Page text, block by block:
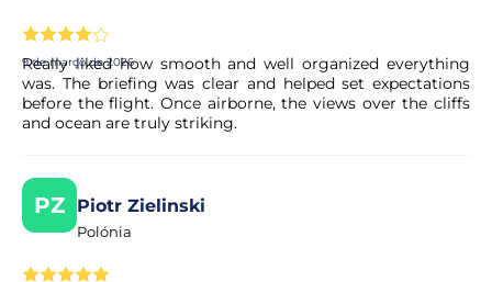
9 de março de 2026
Really liked how smooth and well organized everything
was. The briefing was clear and helped set expectations
before the flight. Once airborne, the views over the cliffs
and ocean are truly striking.
PZ Piotr Zielinski
Polónia